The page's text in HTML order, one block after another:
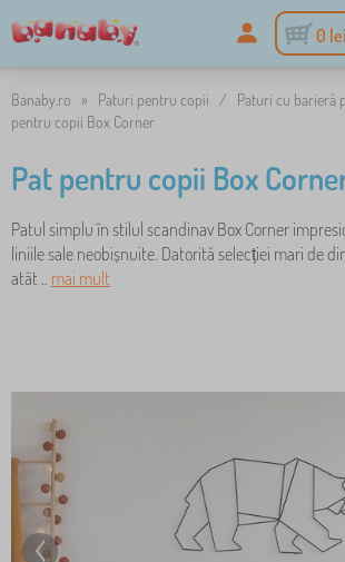
0 lei
Banaby.ro » Paturi pentru copii / Paturi cu barieră
pentru copii Box Corner
Pat pentru copii Box
Patul simplu în stilul scandinav Box Corner
liniile sale neobișnuite. Datorită selecției mari de
atât .. mai mult